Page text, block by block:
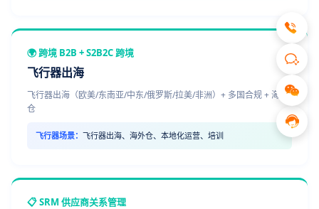
🌍 跨境 B2B + S2B2C 跨境
飞行器出海
飞行器出海（欧美/东南亚/中东/俄罗斯/拉美/非洲）+ 多国合规 + 海外
仓
飞行器场景： 飞行器出海、海外仓、本地化运营、培训
📋 SRM 供应商关系管理